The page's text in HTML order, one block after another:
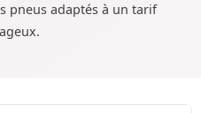
pneus adaptés à un tarif